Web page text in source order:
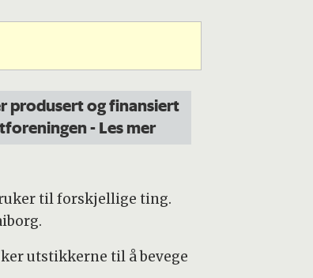
produsert og finansiert
- Les mer
til forskjellige ting.
utstikkerne til å bevege